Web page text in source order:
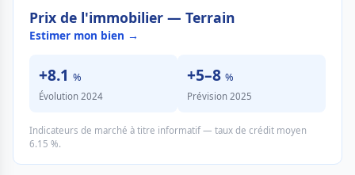
Prix de l'immobilier — Terrain
Estimer mon bien →
+8.1 %
Évolution 2024
+5–8 %
Prévision 2025
Indicateurs de marché à titre informatif — taux de crédit moyen
6.15 %.